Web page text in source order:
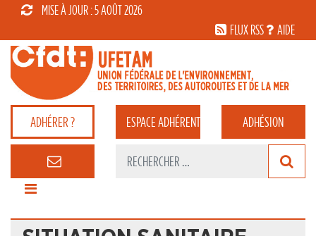
MISE À JOUR : 5 AOÛT 2026
FLUX RSS
AIDE
ADHÉRER ? ESPACEADHÉRENT ADHÉSION